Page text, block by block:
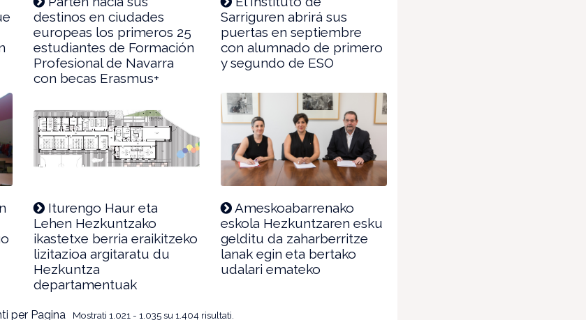
destinos en ciudades
europeas los primeros 25
estudiantes de Formación
Profesional de Navarra
con becas Erasmus+
Sarriguren abrirá sus
puertas en septiembre
con alumnado de primero
y segundo de ESO
Iturengo Haur eta
Lehen Hezkuntzako
ikastetxe berria eraikitzeko
lizitazioa argitaratu du
Hezkuntza
departamentuak
Ameskoabarrenako
eskola Hezkuntzaren esku
gelditu da zaharberritze
lanak egin eta bertako
udalari emateko
per Pagina Mostrati 1.021 - 1.035 su 1.404 risultati.